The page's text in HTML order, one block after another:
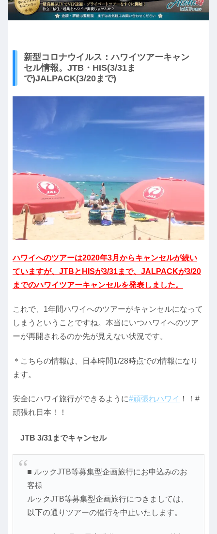
新型コロナウイルス：ハワイツアーキャン
セル情報。JTB・HIS(3/31ま
で)JALPACK(3/20まで)
ハワイへのツアーは2020年3月からキャンセルが続い
ていますが、JTBとHISが3/31まで、JALPACKが3/20
までのハワイツアーキャンセルを発表しました。
これで、1年間ハワイへのツアーがキャンセルになって
しまうということですね。本当にいつハワイへのツア
ーが再開されるのか先が見えない状況です。
＊こちらの情報は、日本時間1/28時点での情報になり
ます。
安全にハワイ旅行ができるように#頑張れハワイ ！！#
頑張れ日本！！
JTB 3/31までキャンセル
■ ルックJTB等募集型企画旅行にお申込みのお
客様
ルックJTB等募集型企画旅行につきましては、
以下の通りツアーの催行を中止いたします。